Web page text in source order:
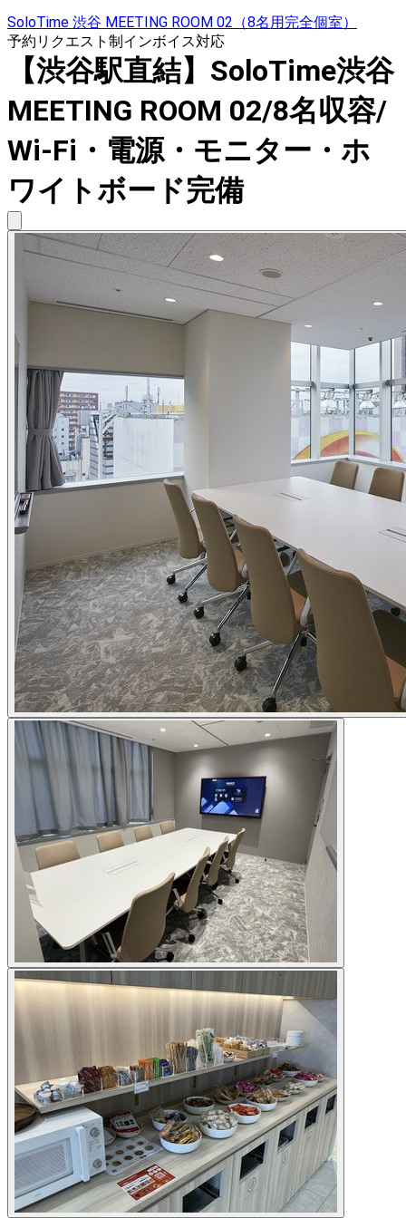
SoloTime 渋谷 MEETING ROOM 02（8名用完全個室）
予約リクエスト制インボイス対応
【渋谷駅直結】SoloTime渋谷
MEETING ROOM 02/8名収容/
Wi-Fi・電源・モニター・ホ
ワイトボード完備